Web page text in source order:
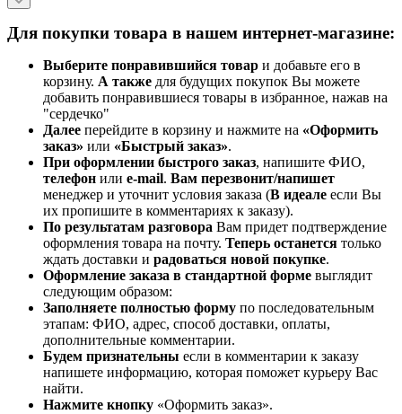
Для покупки товара в нашем интернет-магазине:
Выберите понравившийся товар и добавьте его в
корзину. А также для будущих покупок Вы можете
добавить понравившиеся товары в избранное, нажав на
"сердечко"
Далее перейдите в корзину и нажмите на «Оформить
заказ» или «Быстрый заказ».
При оформлении быстрого заказ, напишите ФИО,
телефон или e-mail. Вам перезвонит/напишет
менеджер и уточнит условия заказа (В идеале если Вы
их пропишите в комментариях к заказу).
По результатам разговора Вам придет подтверждение
оформления товара на почту. Теперь останется только
ждать доставки и радоваться новой покупке.
Оформление заказа в стандартной форме выглядит
следующим образом:
Заполняете полностью форму по последовательным
этапам: ФИО, адрес, способ доставки, оплаты,
дополнительные комментарии.
Будем признательны если в комментарии к заказу
напишете информацию, которая поможет курьеру Вас
найти.
Нажмите кнопку «Оформить заказ».